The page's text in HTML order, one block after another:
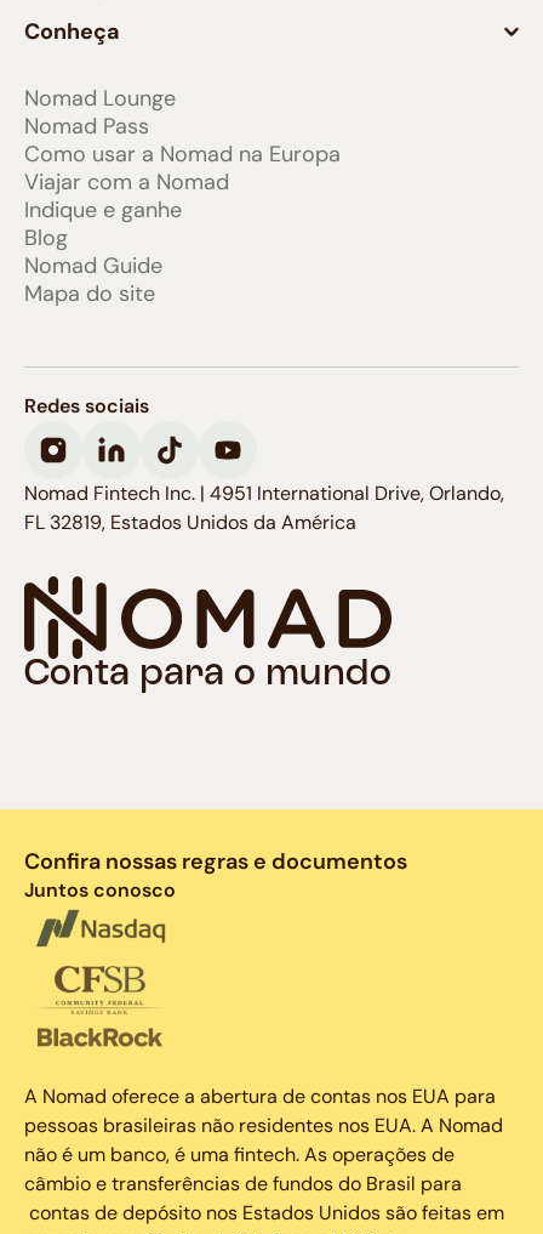
Conheça
Nomad Lounge
Nomad Pass
Como usar a Nomad na Europa
Viajar com a Nomad
Indique e ganhe
Blog
Nomad Guide
Mapa do site
Conta para o mundo
Redes sociais
Nomad Fintech Inc. | 4951 International Drive, Orlando,
FL 32819, Estados Unidos da América
Confira nossas regras e documentos
Juntos conosco
A Nomad oferece a abertura de contas nos EUA para
pessoas brasileiras não residentes nos EUA. A Nomad
não é um banco, é uma fintech. As operações de
câmbio e transferências de fundos do Brasil para
contas de depósito nos Estados Unidos são feitas em